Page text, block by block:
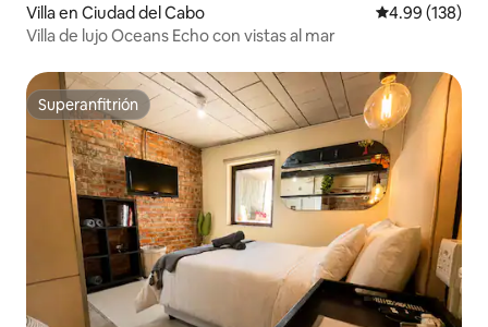
Villa en Ciudad del Cabo Calificación
4.99 (138)
Villa de lujo Oceans Echo con vistas al mar
Superanfitrión
Superanfitrión